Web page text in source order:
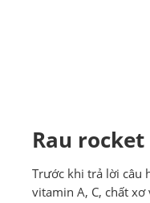
Rau
Trước khi trả lời câu
vitamin A, C, chất